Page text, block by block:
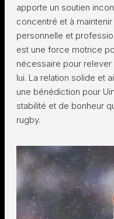
apporte un soutien
concentré et à
personnelle et
est une force motrice
nécessaire pour
lui. La relation solide et
une bénédiction pour
stabilité et de bonheur
rugby.